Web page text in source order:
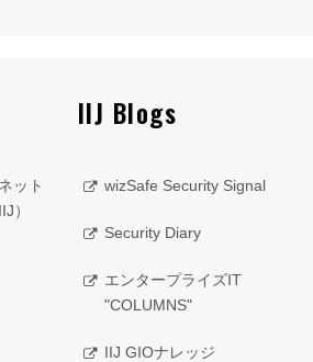
ット
）
IIJ Blogs
wizSafe Security Signal
Security Diary
エンタープライズIT
"COLUMNS"
IIJ GIOナレッジ